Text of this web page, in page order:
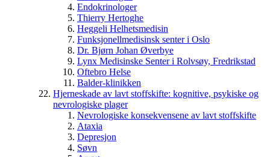
Endokrinologer
Thierry Hertoghe
Heggeli Helhetsmedisin
Funksjonellmedisinsk senter i Oslo
Dr. Bjørn Johan Øverbye
Lynx Medisinske Senter i Rolvsøy, Fredrikstad
Oftebro Helse
Balder-klinikken
Hjerneskade av lavt stoffskifte: kognitive, psykiske og
nevrologiske plager
Nevrologiske konsekvensene av lavt stoffskifte
Ataxia
Depresjon
Søvn